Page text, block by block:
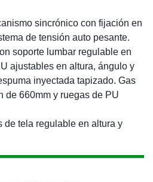
sincrónico con fijación en
de tensión auto pesante.
soporte lumbar regulable en
ajustables en altura, ángulo y
inyectada tapizado. Gas
de 660mm y ruegas de PU
de tela regulable en altura y